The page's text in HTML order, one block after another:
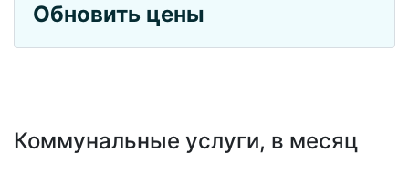
Обновить цены
Коммунальные услуги, в месяц